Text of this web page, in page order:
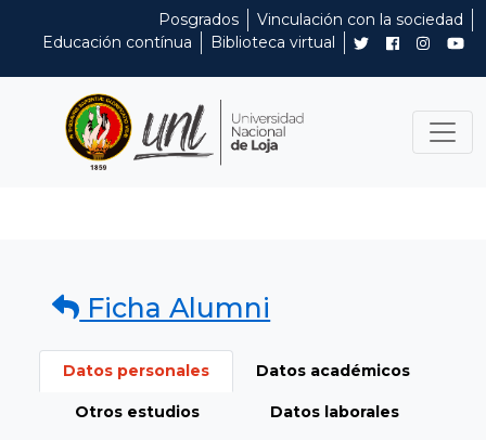
Posgrados
Vinculación con la sociedad
Educación contínua
Biblioteca virtual
Ficha Alumni
Datos personales Datos académicos
Otros estudios Datos laborales